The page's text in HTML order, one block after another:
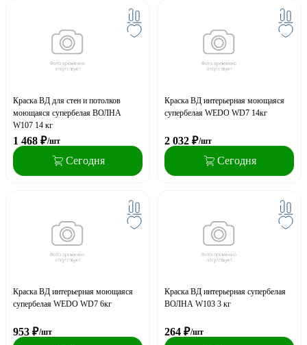
Краска ВД для стен и потолков
моющаяся супербелая ВОЛНА
W107 14 кг
1 468 ₽/шт
Сегодня
Краска ВД интерьерная моющаяся
супербелая WEDO WD7 14кг
2 032 ₽/шт
Сегодня
Краска ВД интерьерная моющаяся
супербелая WEDO WD7 6кг
953 ₽/шт
Краска ВД интерьерная супербелая
ВОЛНА W103 3 кг
264 ₽/шт